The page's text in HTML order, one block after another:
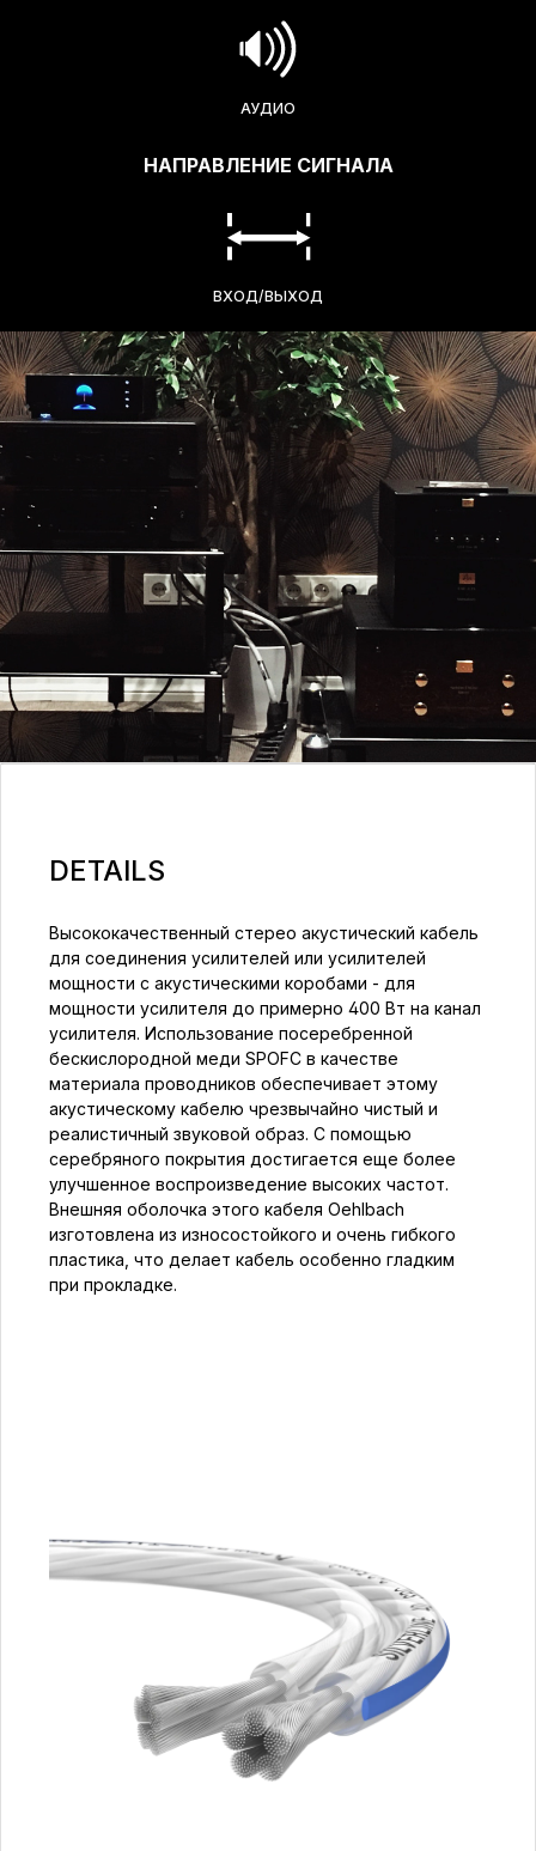
АУДИО
НАПРАВЛЕНИЕ СИГНАЛА
ВХОД/ВЫХОД
DETAILS
Высококачественный стерео акустический кабель
для соединения усилителей или усилителей
мощности с акустическими коробами - для
мощности усилителя до примерно 400 Вт на канал
усилителя. Использование посеребренной
бескислородной меди SPOFC в качестве
материала проводников обеспечивает этому
акустическому кабелю чрезвычайно чистый и
реалистичный звуковой образ. С помощью
серебряного покрытия достигается еще более
улучшенное воспроизведение высоких частот.
Внешняя оболочка этого кабеля Oehlbach
изготовлена из износостойкого и очень гибкого
пластика, что делает кабель особенно гладким
при прокладке.